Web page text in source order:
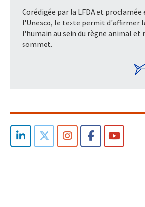
Corédigée par la LFDA et proclamée
l'Unesco, le texte permit d'affirmer
l'humain au sein du règne animal et
sommet.